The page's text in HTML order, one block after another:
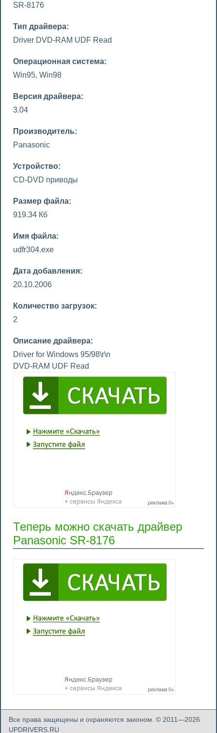
SR-8176
Тип драйвера:
Driver DVD-RAM UDF Read
Операционная система:
Win95, Win98
Версия драйвера:
3.04
Производитель:
Panasonic
Устройство:
CD-DVD приводы
Размер файла:
919.34 Кб
Имя файла:
udfr304.exe
Дата добавления:
20.10.2006
Количество загрузок:
2
Описание драйвера:
Driver for Windows 95/98\r\n
DVD-RAM UDF Read
Теперь можно скачать драйвер
Panasonic SR-8176
Все права защищены и охраняются законом. © 2011—2026
UPDRIVERS.RU